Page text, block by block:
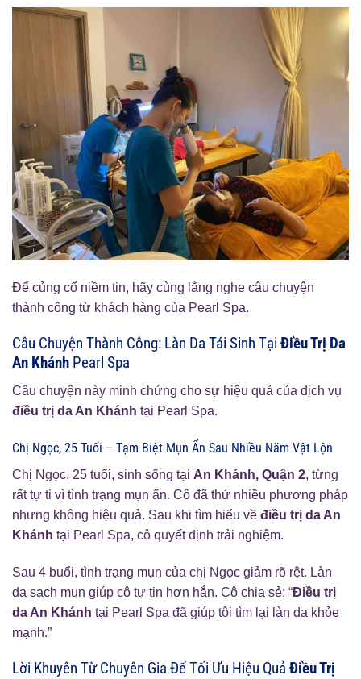
Để củng cố niềm tin, hãy cùng lắng nghe câu chuyện
thành công từ khách hàng của Pearl Spa.
Câu Chuyện Thành Công: Làn Da Tái Sinh Tại Điều Trị Da
An Khánh Pearl Spa
Câu chuyện này minh chứng cho sự hiệu quả của dịch vụ
điều trị da An Khánh tại Pearl Spa.
Chị Ngọc, 25 Tuổi – Tạm Biệt Mụn Ẩn Sau Nhiều Năm Vật Lộn
Chị Ngọc, 25 tuổi, sinh sống tại An Khánh, Quận 2, từng
rất tự ti vì tình trạng mụn ẩn. Cô đã thử nhiều phương pháp
nhưng không hiệu quả. Sau khi tìm hiểu về điều trị da An
Khánh tại Pearl Spa, cô quyết định trải nghiệm.
Sau 4 buổi, tình trạng mụn của chị Ngọc giảm rõ rệt. Làn
da sạch mụn giúp cô tự tin hơn hẳn. Cô chia sẻ: “Điều trị
da An Khánh tại Pearl Spa đã giúp tôi tìm lại làn da khỏe
mạnh.”
Lời Khuyên Từ Chuyên Gia Để Tối Ưu Hiệu Quả Điều Trị